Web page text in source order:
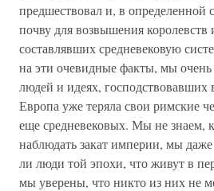
предшествовал и, в определенной
почву для возвышения королевств
составлявших средневековую
на эти очевидные факты, мы
людей и идеях, господствовавших
Европа уже теряла свои римские
еще средневековых. Мы не знаем,
наблюдать закат империи, мы
ли люди той эпохи, что живут в
мы уверены, что никто из них не